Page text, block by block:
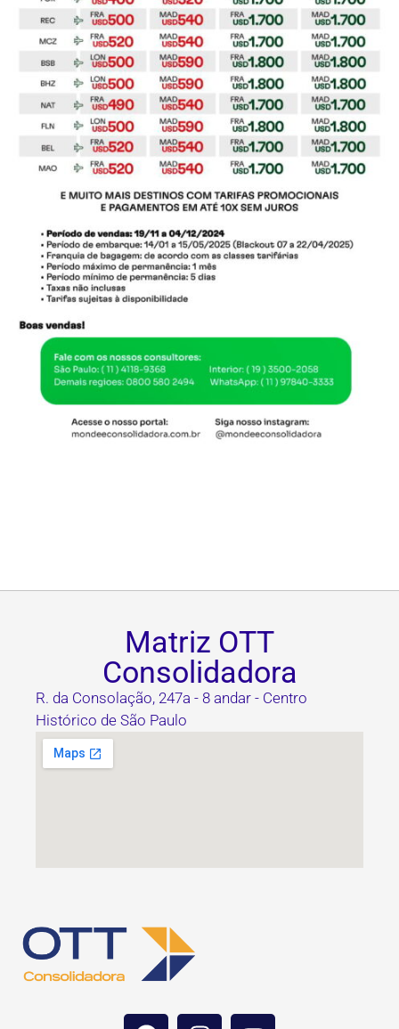
Matriz OTT
Consolidadora
R. da Consolação, 247a - 8 andar - Centro
Histórico de São Paulo